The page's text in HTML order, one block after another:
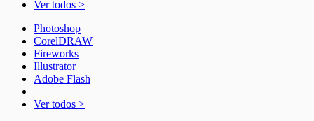
Ver todos >
Photoshop
CorelDRAW
Fireworks
Illustrator
Adobe Flash
Ver todos >